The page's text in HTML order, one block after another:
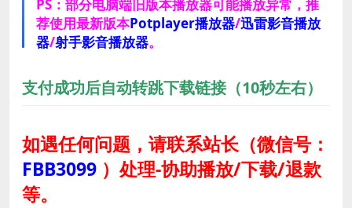
PS：部分电脑端旧版本播放器可能播放异常，推
荐使用最新版本Potplayer播放器/迅雷影音播放
器/射手影音播放器。
支付成功后自动转跳下载链接（10秒左右）
如遇任何问题，请联系站长（微信号：
FBB3099 ） 处理-协助播放/下载/退款
等。